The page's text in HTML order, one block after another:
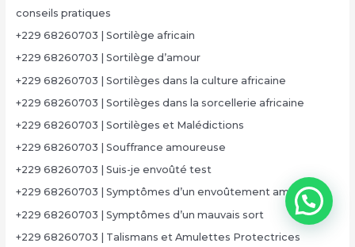
conseils pratiques
+229 68260703 | Sortilège africain
+229 68260703 | Sortilège d’amour
+229 68260703 | Sortilèges dans la culture africaine
+229 68260703 | Sortilèges dans la sorcellerie africaine
+229 68260703 | Sortilèges et Malédictions
+229 68260703 | Souffrance amoureuse
+229 68260703 | Suis-je envoûté test
+229 68260703 | Symptômes d’un envoûtement amoureux
+229 68260703 | Symptômes d’un mauvais sort
+229 68260703 | Talismans et Amulettes Protectrices